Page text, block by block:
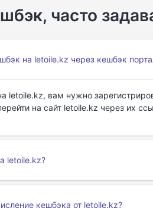
часто
на letoile.kz через кешбэк
letoile.kz, вам нужно
на сайт letoile.kz через их
letoile.kz?
кешбэка от letoile.kz?